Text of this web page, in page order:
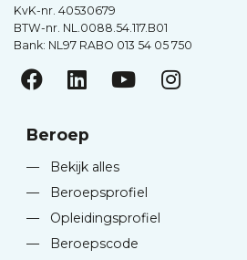
KvK-nr. 40530679
BTW-nr. NL.0088.54.117.B01
Bank: NL97 RABO 013 54 05 750
Beroep
—
Bekijk alles
—
Beroepsprofiel
—
Opleidingsprofiel
—
Beroepscode